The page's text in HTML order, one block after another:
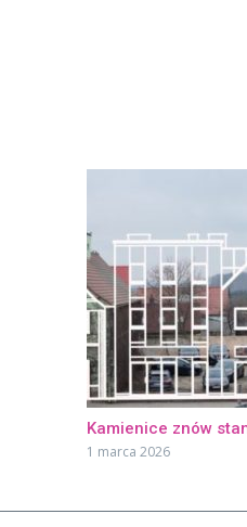
Kamienice znów
1 marca 2026